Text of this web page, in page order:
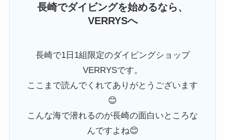
長崎でダイビングを始めるなら、
VERRYSへ
長崎で1日1組限定のダイビングショップ
VERRYSです。
ここまで読んでくれてありがとうございます
😊
こんな海で潜れるのが長崎の面白いところな
んですよね😊